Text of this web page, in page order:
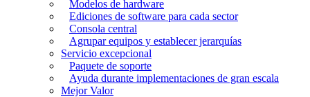
Modelos de hardware
Ediciones de software para cada sector
Consola central
Agrupar equipos y establecer jerarquías
Servicio excepcional
Paquete de soporte
Ayuda durante implementaciones de gran escala
Mejor Valor